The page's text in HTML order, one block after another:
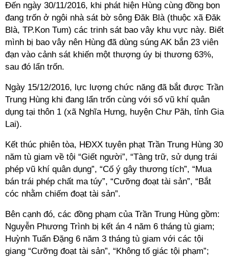
Đến ngày 30/11/2016, khi phát hiện Hùng cùng đồng bọn
đang trốn ở ngôi nhà sát bờ sông Đăk Blà (thuộc xã Đăk
Blà, TP.Kon Tum) các trinh sát bao vây khu vực này. Biết
mình bị bao vây nên Hùng đã dùng súng AK bắn 23 viên
đạn vào cảnh sát khiến một thượng úy bị thương 63%,
sau đó lẩn trốn.
Ngày 15/12/2016, lực lượng chức năng đã bắt được Trần
Trung Hùng khi đang lẩn trốn cùng với số vũ khí quân
dụng tại thôn 1 (xã Nghĩa Hưng, huyện Chư Păh, tỉnh Gia
Lai).
Kết thúc phiên tòa, HĐXX tuyên phạt Trần Trung Hùng 30
năm tù giam về tội “Giết người”, “Tàng trữ, sử dụng trái
phép vũ khí quân dụng”, “Cố ý gây thương tích”, “Mua
bán trái phép chất ma túy”, “Cưỡng đoạt tài sản”, “Bắt
cóc nhằm chiếm đoạt tài sản”.
Bên cạnh đó, các đồng phạm của Trần Trung Hùng gồm:
Nguyễn Phương Trình bị kết án 4 năm 6 tháng tù giam;
Huỳnh Tuấn Đặng 6 năm 3 tháng tù giam với các tội
giang “Cưỡng đoạt tài sản”, “Không tố giác tội phạm”;